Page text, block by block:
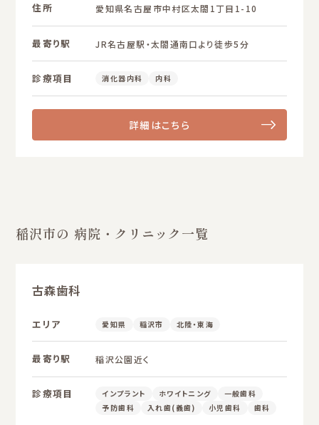
住所 愛知県名古屋市中村区太閤1丁目1-10
最寄り駅 JR名古屋駅・太閤通南口より徒歩5分
診療項目 消化器内科 内科
詳細はこちら
稲沢市の 病院・クリニック一覧
古森歯科
エリア 愛知県 稲沢市 北陸・東海
最寄り駅 稲沢公園近く
診療項目 インプラント ホワイトニング
一般歯科
予防歯科
入れ歯(義歯) 小児歯科 歯科